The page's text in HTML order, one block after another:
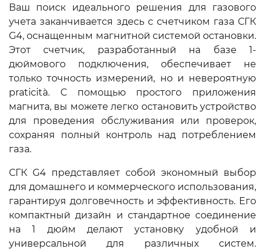
Ваш поиск идеального решения для газового
учета заканчивается здесь с счетчиком газа СГК
G4, оснащенным магнитной системой остановки.
Этот счетчик, разработанный на базе 1-
дюймового подключения, обеспечивает не
только точность измерений, но и невероятную
praticità. С помощью простого приложения
магнита, вы можете легко остановить устройство
для проведения обслуживания или проверок,
сохраняя полный контроль над потреблением
газа.
СГК G4 представляет собой экономный выбор
для домашнего и коммерческого использования,
гарантируя долговечность и эффективность. Его
компактный дизайн и стандартное соединение
на 1 дюйм делают установку удобной и
универсальной для различных систем.